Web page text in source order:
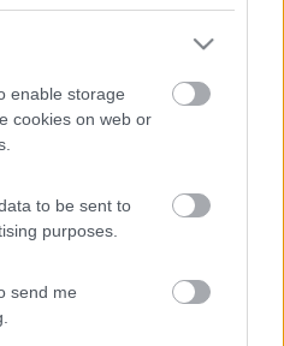
enable storage
cookies on web or
to be sent to
purposes.
send me
enfatizzazioni da parte di
dal 1988) su luoghi di
campi da golf, maneggi
andro a visitare una
pianificare,aggiungere e
di visita. Ciao Dan